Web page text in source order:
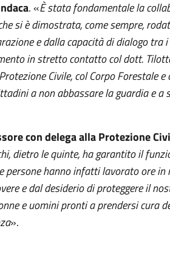
. «È stata fondamentale la
si è dimostrata, come sempre,
e dalla capacità di dialogo tra
in stretto contatto col dott.
Civile, col Corpo Forestale
a non abbassare la guardia e
con delega alla Protezione
dietro le quinte, ha garantito il
persone hanno infatti lavorato ore
e dal desiderio di proteggere il
e uomini pronti a prendersi cura
».